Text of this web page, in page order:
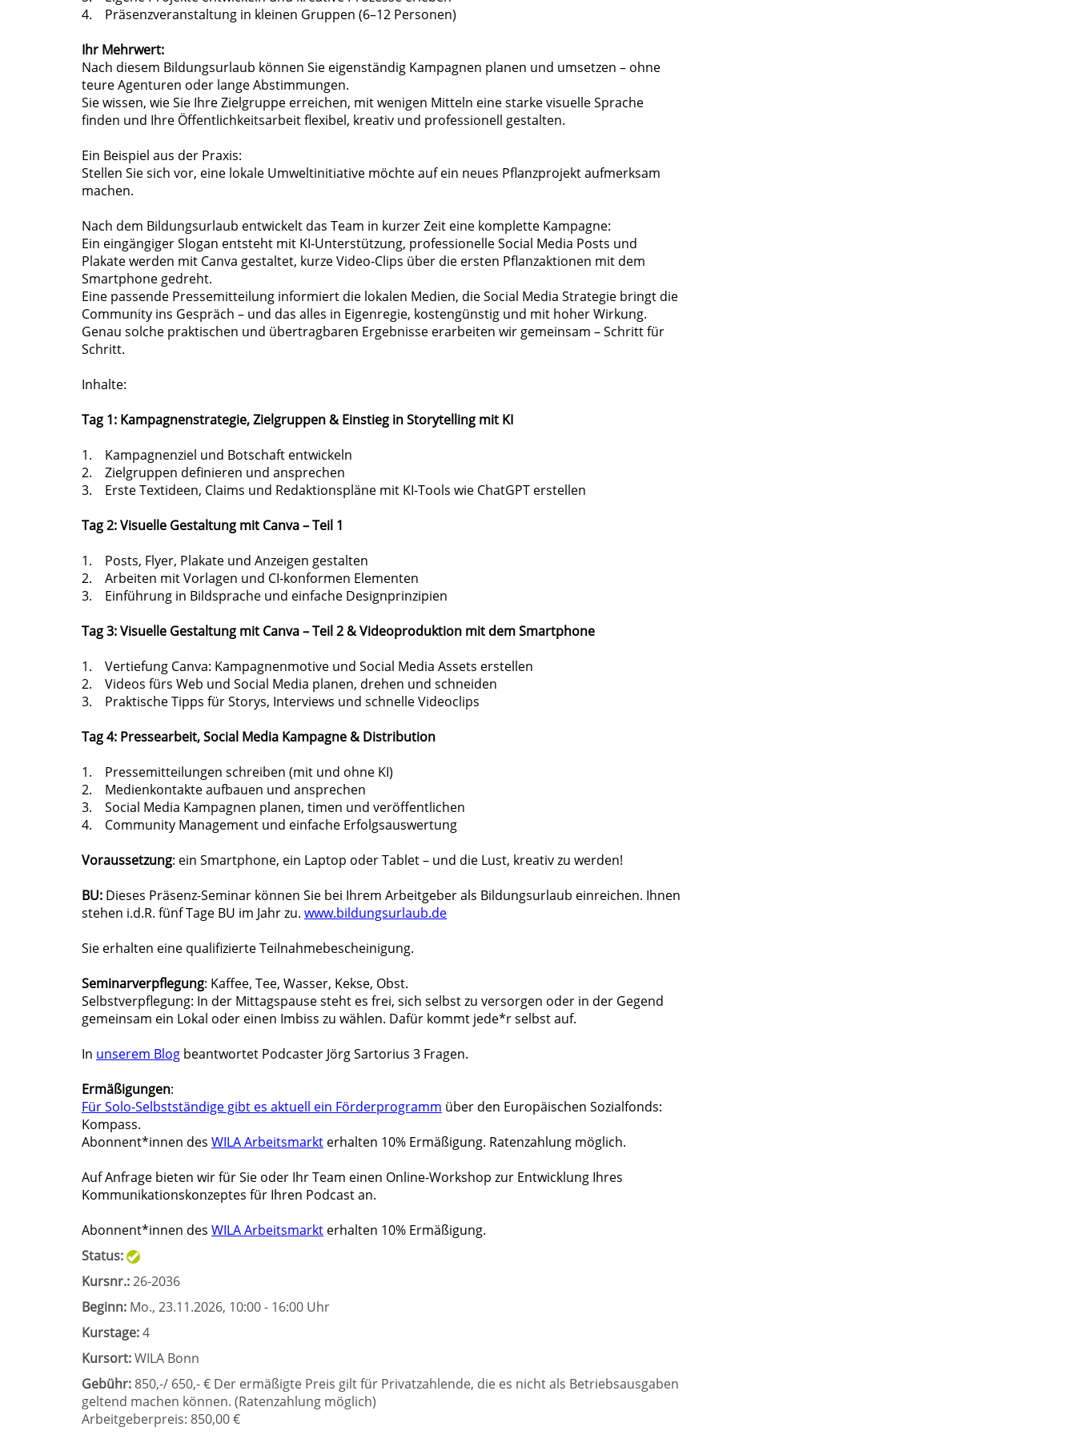
4. Präsenzveranstaltung in kleinen Gruppen (6–12 Personen)
Ihr Mehrwert:
Nach diesem Bildungsurlaub können Sie eigenständig Kampagnen planen und umsetzen – ohne
teure Agenturen oder lange Abstimmungen.
Sie wissen, wie Sie Ihre Zielgruppe erreichen, mit wenigen Mitteln eine starke visuelle Sprache
finden und Ihre Öffentlichkeitsarbeit flexibel, kreativ und professionell gestalten.
Ein Beispiel aus der Praxis:
Stellen Sie sich vor, eine lokale Umweltinitiative möchte auf ein neues Pflanzprojekt aufmerksam
machen.
Nach dem Bildungsurlaub entwickelt das Team in kurzer Zeit eine komplette Kampagne:
Ein eingängiger Slogan entsteht mit KI-Unterstützung, professionelle Social Media Posts und
Plakate werden mit Canva gestaltet, kurze Video-Clips über die ersten Pflanzaktionen mit dem
Smartphone gedreht.
Eine passende Pressemitteilung informiert die lokalen Medien, die Social Media Strategie bringt die
Community ins Gespräch – und das alles in Eigenregie, kostengünstig und mit hoher Wirkung.
Genau solche praktischen und übertragbaren Ergebnisse erarbeiten wir gemeinsam – Schritt für
Schritt.
Inhalte:
Tag 1: Kampagnenstrategie, Zielgruppen & Einstieg in Storytelling mit KI
1. Kampagnenziel und Botschaft entwickeln
2. Zielgruppen definieren und ansprechen
3. Erste Textideen, Claims und Redaktionspläne mit KI-Tools wie ChatGPT erstellen
Tag 2: Visuelle Gestaltung mit Canva – Teil 1
1. Posts, Flyer, Plakate und Anzeigen gestalten
2. Arbeiten mit Vorlagen und CI-konformen Elementen
3. Einführung in Bildsprache und einfache Designprinzipien
Tag 3: Visuelle Gestaltung mit Canva – Teil 2 & Videoproduktion mit dem Smartphone
1. Vertiefung Canva: Kampagnenmotive und Social Media Assets erstellen
2. Videos fürs Web und Social Media planen, drehen und schneiden
3. Praktische Tipps für Storys, Interviews und schnelle Videoclips
Tag 4: Pressearbeit, Social Media Kampagne & Distribution
1. Pressemitteilungen schreiben (mit und ohne KI)
2. Medienkontakte aufbauen und ansprechen
3. Social Media Kampagnen planen, timen und veröffentlichen
4. Community Management und einfache Erfolgsauswertung
Voraussetzung: ein Smartphone, ein Laptop oder Tablet – und die Lust, kreativ zu werden!
BU: Dieses Präsenz-Seminar können Sie bei Ihrem Arbeitgeber als Bildungsurlaub einreichen. Ihnen
stehen i.d.R. fünf Tage BU im Jahr zu. www.bildungsurlaub.de
Sie erhalten eine qualifizierte Teilnahmebescheinigung.
Seminarverpflegung: Kaffee, Tee, Wasser, Kekse, Obst.
Selbstverpflegung: In der Mittagspause steht es frei, sich selbst zu versorgen oder in der Gegend
gemeinsam ein Lokal oder einen Imbiss zu wählen. Dafür kommt jede*r selbst auf.
In unserem Blog beantwortet Podcaster Jörg Sartorius 3 Fragen.
Ermäßigungen:
Für Solo-Selbstständige gibt es aktuell ein Förderprogramm über den Europäischen Sozialfonds:
Kompass.
Abonnent*innen des WILA Arbeitsmarkt erhalten 10% Ermäßigung. Ratenzahlung möglich.
Auf Anfrage bieten wir für Sie oder Ihr Team einen Online-Workshop zur Entwicklung Ihres
Kommunikationskonzeptes für Ihren Podcast an.
Abonnent*innen des WILA Arbeitsmarkt erhalten 10% Ermäßigung.
Status:
Kursnr.:26-2036
Beginn: Mo., 23.11.2026, 10:00 - 16:00 Uhr
Kurstage:4
Kursort:WILA Bonn
Gebühr:850,-/ 650,- € Der ermäßigte Preis gilt für Privatzahlende, die es nicht als Betriebsausgaben
geltend machen können. (Ratenzahlung möglich)
Arbeitgeberpreis: 850,00 €